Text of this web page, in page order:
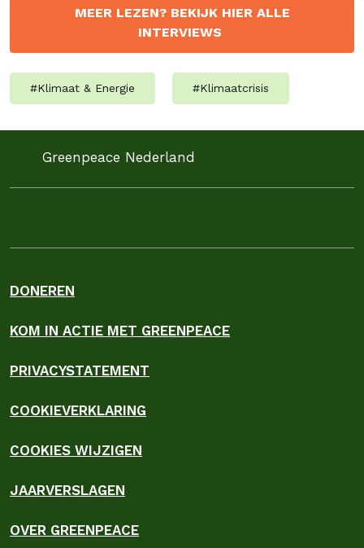
MEER LEZEN? BEKIJK HIER ALLE
INTERVIEWS
#Klimaat & Energie #Klimaatcrisis
Greenpeace Nederland
DONEREN
KOM IN ACTIE MET GREENPEACE
PRIVACYSTATEMENT
COOKIEVERKLARING
COOKIES WIJZIGEN
JAARVERSLAGEN
OVER GREENPEACE